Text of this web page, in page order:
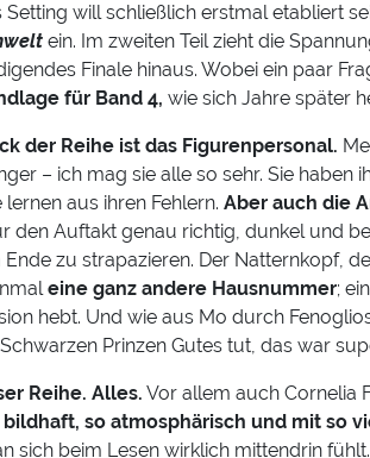
will schließlich erstmal etabliert
ein. Im zweiten Teil zieht die
Finale hinaus. Wobei ein paar
für Band 4, wie sich Jahre später
der Reihe ist das Figurenpersonal.
– ich mag sie alle so sehr. Sie haben
aus ihren Fehlern. Aber auch die
den Auftakt genau richtig, dunkel und
zu strapazieren. Der Natternkopf,
eine ganz andere Hausnummer;
hebt. Und wie aus Mo durch
Prinzen Gutes tut, das war
Reihe. Alles. Vor allem auch Cornelia
so atmosphärisch und mit so
sich beim Lesen wirklich mittendrin fühlt.